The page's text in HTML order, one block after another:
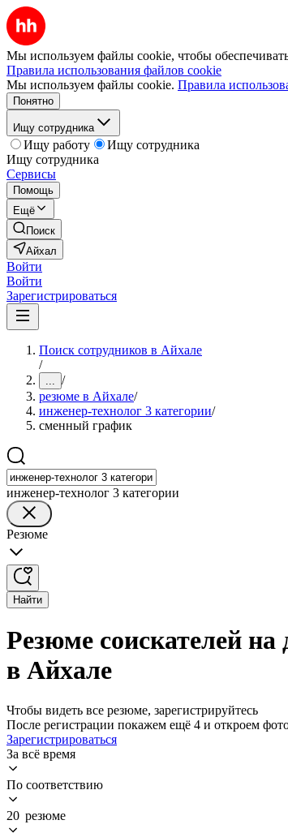
Мы используем файлы cookie, чтобы
Правила использования файлов cookie
Мы используем файлы cookie. Правила
Понятно
Ищу сотрудника
Ищу работу
Ищу сотрудника
Ищу сотрудника
Сервисы
Помощь
Ещё
Поиск
Айхал
Войти
Войти
Зарегистрироваться
Поиск сотрудников в Айхале
/
... /
резюме в Айхале/
инженер-технолог 3 категории/
сменный график
инженер-технолог 3 категории
Резюме
Найти
Резюме соискателей
в Айхале
Чтобы видеть все резюме, зарегистрируйтесь
После регистрации покажем ещё 4 и откроем
Зарегистрироваться
За всё время
По соответствию
20 резюме